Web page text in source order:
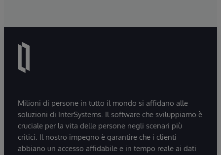
Milioni di persone in tutto il mondo si affidano alle
soluzioni di InterSystems. Il software che sviluppiamo è
cruciale per la vita delle persone negli scenari più
critici. Il nostro impegno è garantire che i clienti
abbiano un accesso affidabile e in tempo reale ai dati